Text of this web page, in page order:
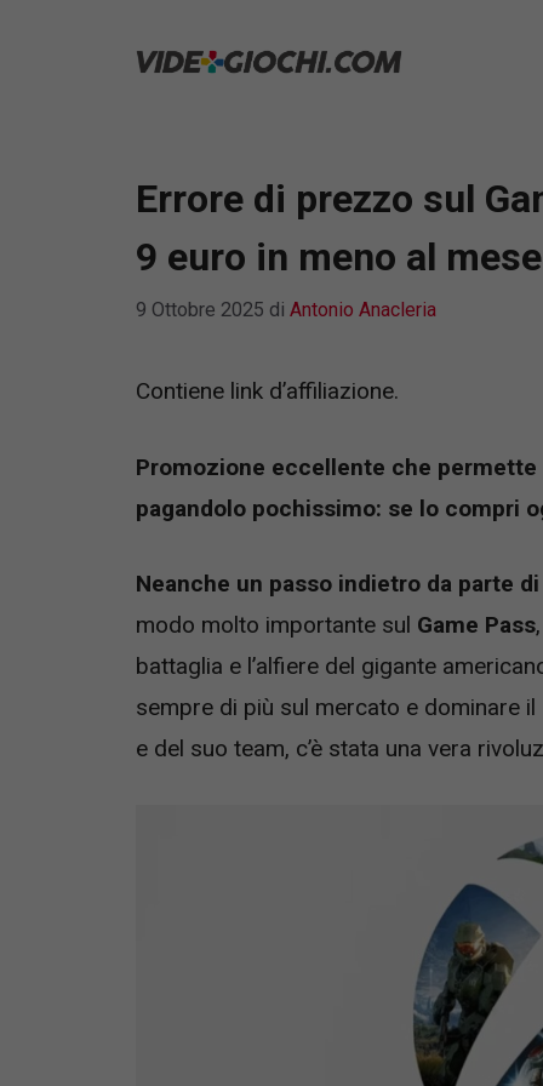
Errore di prezzo sul
9 euro in meno al mese
9 Ottobre 2025 di Antonio Anacleria
Contiene link d’affiliazione.
Promozione eccellente che
pagandolo pochissimo: se lo compri
Neanche un passo indietro da parte
modo molto importante sul Game Pass
battaglia e l’alfiere del gigante
sempre di più sul mercato e dominare
e del suo team, c’è stata una vera